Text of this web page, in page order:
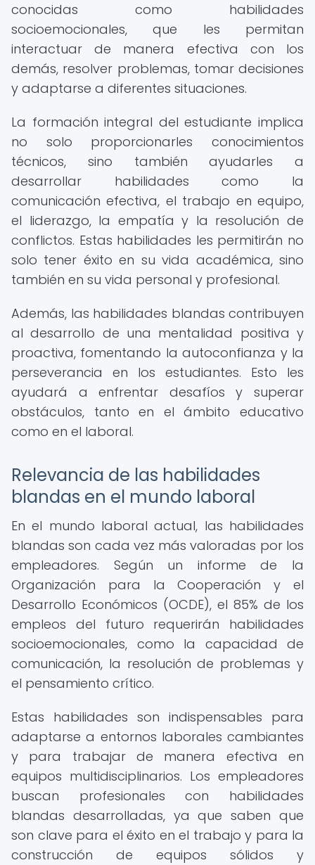
conocidas como habilidades
socioemocionales, que les permitan
interactuar de manera efectiva con los
demás, resolver problemas, tomar decisiones
y adaptarse a diferentes situaciones.
La formación integral del estudiante implica
no solo proporcionarles conocimientos
técnicos, sino también ayudarles a
desarrollar habilidades como la
comunicación efectiva, el trabajo en equipo,
el liderazgo, la empatía y la resolución de
conflictos. Estas habilidades les permitirán no
solo tener éxito en su vida académica, sino
también en su vida personal y profesional.
Además, las habilidades blandas contribuyen
al desarrollo de una mentalidad positiva y
proactiva, fomentando la autoconfianza y la
perseverancia en los estudiantes. Esto les
ayudará a enfrentar desafíos y superar
obstáculos, tanto en el ámbito educativo
como en el laboral.
Relevancia de las habilidades
blandas en el mundo laboral
En el mundo laboral actual, las habilidades
blandas son cada vez más valoradas por los
empleadores. Según un informe de la
Organización para la Cooperación y el
Desarrollo Económicos (OCDE), el 85% de los
empleos del futuro requerirán habilidades
socioemocionales, como la capacidad de
comunicación, la resolución de problemas y
el pensamiento crítico.
Estas habilidades son indispensables para
adaptarse a entornos laborales cambiantes
y para trabajar de manera efectiva en
equipos multidisciplinarios. Los empleadores
buscan profesionales con habilidades
blandas desarrolladas, ya que saben que
son clave para el éxito en el trabajo y para la
construcción de equipos sólidos y